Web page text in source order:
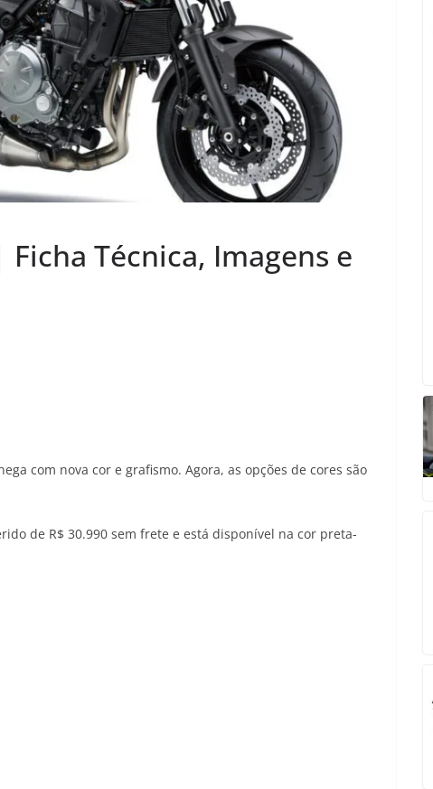
Técnica, Imagens e
com nova cor e grafismo. Agora, as opções de cores são
de R$ 30.990 sem frete e está disponível na cor preta-